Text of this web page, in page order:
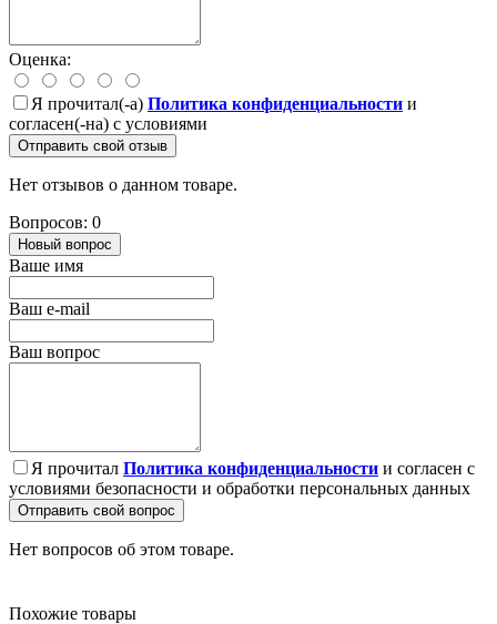
Оценка:
Я прочитал(-а) Политика конфиденциальности и
согласен(-на) с условиями
Отправить свой отзыв
Нет отзывов о данном товаре.
Вопросов: 0
Новый вопрос
Ваше имя
Ваш e-mail
Ваш вопрос
Я прочитал Политика конфиденциальности и согласен с
условиями безопасности и обработки персональных данных
Отправить свой вопрос
Нет вопросов об этом товаре.
Похожие товары